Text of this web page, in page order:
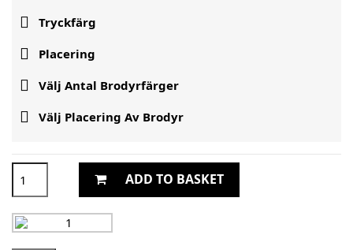
 Tryckfärg
 Placering
 Välj Antal Brodyrfärger
 Välj Placering Av Brodyr
ADD TO BASKET